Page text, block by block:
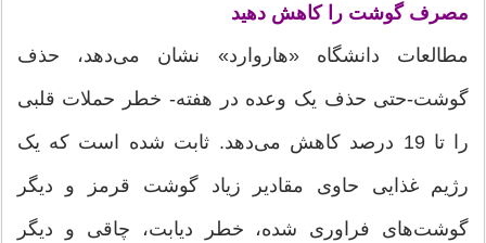
مصرف گوشت را کاهش دهید
مطالعات دانشگاه «هاروارد» نشان می‌دهد، حذف
گوشت-حتی حذف یک وعده در هفته- خطر حملات قلبی
را تا 19 درصد کاهش می‌دهد. ثابت شده است که یک
رژیم غذایی حاوی مقادیر زیاد گوشت قرمز و دیگر
گوشت‌های فراوری شده، خطر دیابت، چاقی و دیگر